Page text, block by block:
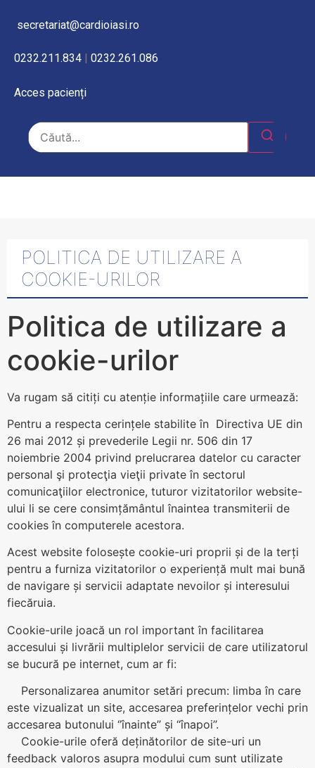
secretariat@cardioiasi.ro
0232.211.834 0232.261.086
Acces pacienți
POLITICA DE UTILIZARE A
COOKIE-URILOR
Politica de utilizare a
cookie-urilor
Va rugam să citiți cu atenție informațiile care urmează:
Pentru a respecta cerințele stabilite în Directiva UE din
26 mai 2012 și prevederile Legii nr. 506 din 17
noiembrie 2004 privind prelucrarea datelor cu caracter
personal şi protecţia vieţii private în sectorul
comunicaţiilor electronice, tuturor vizitatorilor website-
ului li se cere consimțământul înaintea transmiterii de
cookies în computerele acestora.
Acest website folosește cookie-uri proprii și de la terți
pentru a furniza vizitatorilor o experiență mult mai bună
de navigare și servicii adaptate nevoilor și interesului
fiecăruia.
Cookie-urile joacă un rol important în facilitarea
accesului și livrării multiplelor servicii de care utilizatorul
se bucură pe internet, cum ar fi:
Personalizarea anumitor setări precum: limba în care
este vizualizat un site, accesarea preferințelor vechi prin
accesarea butonului ‘’înainte’’ și “înapoi’’.
Cookie-urile oferă deținătorilor de site-uri un
feedback valoros asupra modului cum sunt utilizate